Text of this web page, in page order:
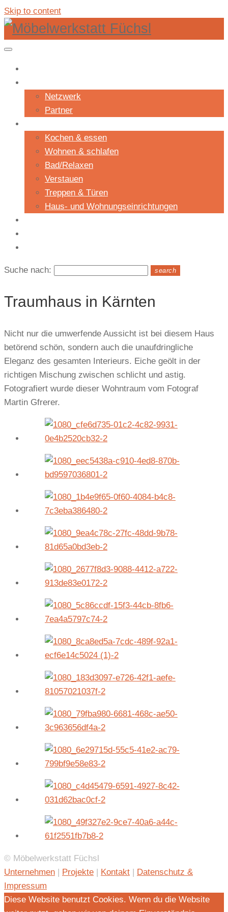
Skip to content
Netzwerk
Partner
Kochen & essen
Wohnen & schlafen
Bad/Relaxen
Verstauen
Treppen & Türen
Haus- und Wohnungseinrichtungen
Suche nach: search
Traumhaus in Kärnten
Nicht nur die umwerfende Aussicht ist bei diesem Haus
betörend schön, sondern auch die unaufdringliche
Eleganz des gesamten Interieurs. Eiche geölt in der
richtigen Mischung zwischen schlicht und astig.
Fotografiert wurde dieser Wohntraum vom Fotograf
Martin Gfrerer.
© Möbelwerkstatt Füchsl
Unternehmen | Projekte | Kontakt | Datenschutz &
Impressum
Diese Website benutzt Cookies. Wenn du die Website